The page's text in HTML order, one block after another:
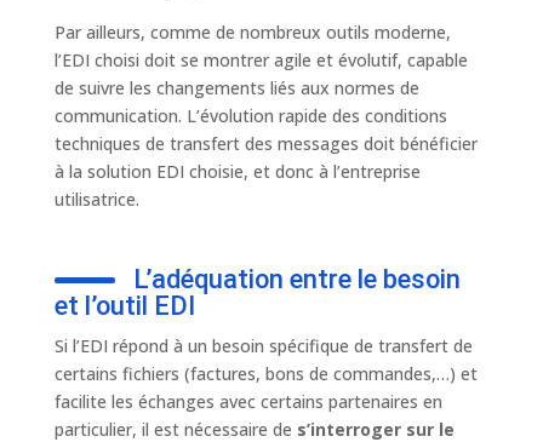
Par ailleurs, comme de nombreux outils moderne,
l’EDI choisi doit se montrer agile et évolutif, capable
de suivre les changements liés aux normes de
communication. L’évolution rapide des conditions
techniques de transfert des messages doit bénéficier
à la solution EDI choisie, et donc à l’entreprise
utilisatrice.
L’adéquation entre le besoin
et l’outil EDI
Si l’EDI répond à un besoin spécifique de transfert de
certains fichiers (factures, bons de commandes,…) et
facilite les échanges avec certains partenaires en
particulier, il est nécessaire de s’interroger sur le